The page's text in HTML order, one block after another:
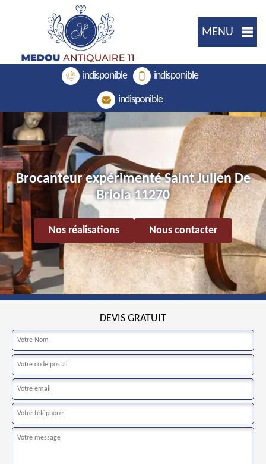
MENU
indisponible indisponible
indisponible
Brocanteur expérimenté Saint Julien De
Briola 11270
Nos réalisations Nous contacter
DEVIS GRATUIT